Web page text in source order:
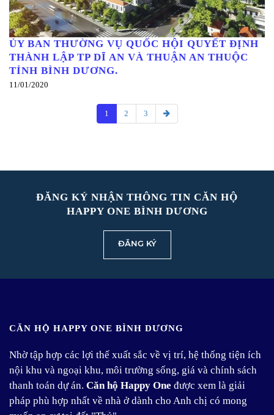
ỦY BAN THƯỜNG VỤ QUỐC HỘI QUYẾT ĐỊNH
THÀNH LẬP TP DĨ AN VÀ THUẬN AN THUỘC
TỈNH BÌNH DƯƠNG.
11/01/2020
1 2 3
ĐĂNG KÝ NHẬN THÔNG TIN CĂN HỘ
HAPPY ONE BÌNH DƯƠNG
ĐĂNG KÝ
CĂN HỘ HAPPY ONE BÌNH DƯƠNG
Nhờ tập hợp các lợi thế xuất sắc về vị trí, hệ thống tiện ích
nội khu và ngoại khu, môi trường sống, giá và chính sách
thanh toán dự án. Căn hộ Happy One được xem là giải
pháp phù hợp nhất về nhà ở dành cho Anh chị có mong